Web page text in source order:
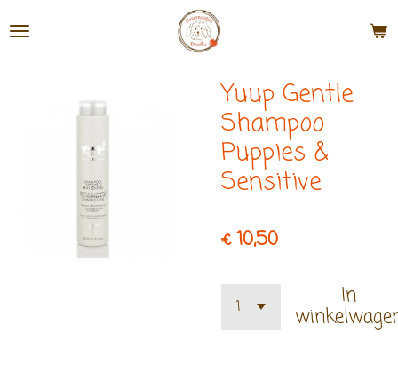
direct
hoofdinhoud
Yuup Gentle
Shampoo
Puppies &
Sensitive
€ 10,50
In